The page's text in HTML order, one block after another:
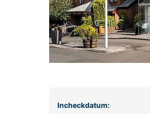
Incheckdatum: